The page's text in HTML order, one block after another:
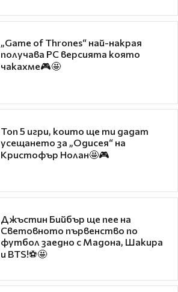
„Game of Thrones“ най-накрая
получава PC версията която
чакахме🎮🤩
Топ 5 игри, които ще ти дадат
усещането за „Одисея“ на
Кристофър Нолан🤩🎮
Джъстин Бийбър ще пее на
Световното първенство по
футбол заедно с Мадона, Шакира
и BTS!⚽🤩